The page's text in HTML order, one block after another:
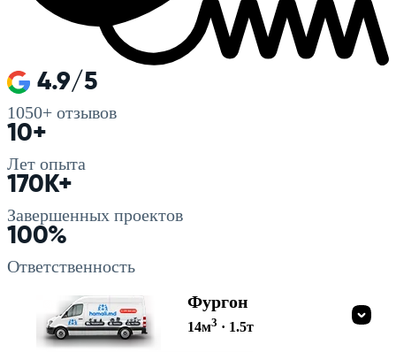
4.9/5
1050+ отзывов
10+
Лет опыта
170K+
Завершенных проектов
100%
Ответственность
Фургон
14м3 · 1.5т